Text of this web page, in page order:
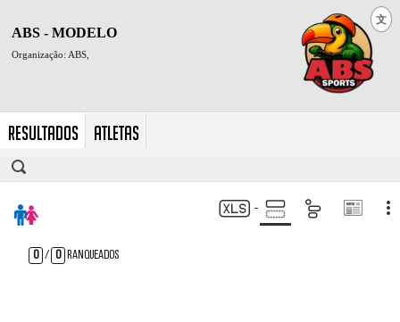
Resultados Atletas
文
0 / 0 Ranqueados